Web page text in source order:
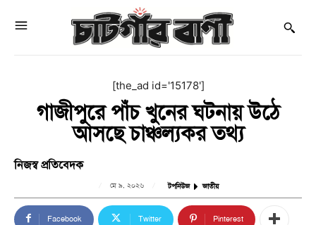
[the_ad id='15178']
গাজীপুরে পাঁচ খুনের ঘটনায় উঠে
আসছে চাঞ্চল্যকর তথ্য
নিজস্ব প্রতিবেদক
মে ৯, ২০২৬ টপনিউজ জাতীয়
Facebook Twitter Pinterest